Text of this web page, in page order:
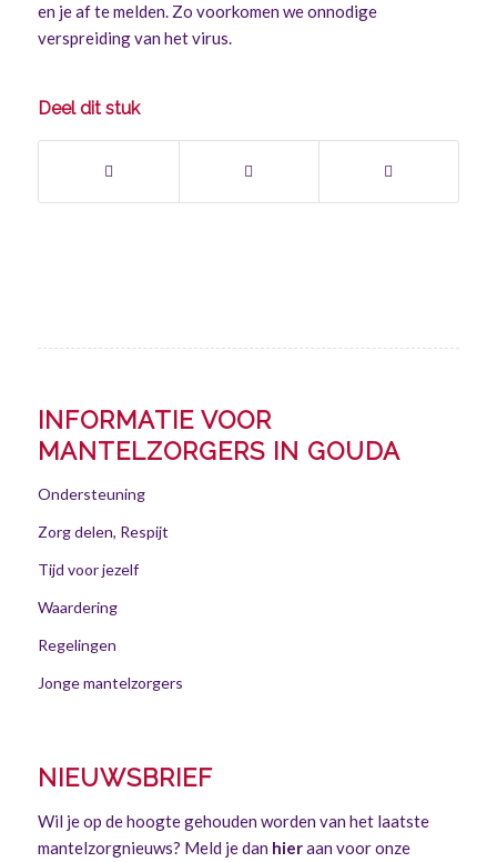
en je af te melden. Zo voorkomen we onnodige
verspreiding van het virus.
Deel dit stuk
INFORMATIE VOOR
MANTELZORGERS IN GOUDA
Ondersteuning
Zorg delen, Respijt
Tijd voor jezelf
Waardering
Regelingen
Jonge mantelzorgers
NIEUWSBRIEF
Wil je op de hoogte gehouden worden van het laatste
mantelzorgnieuws? Meld je dan hieraan voor onze